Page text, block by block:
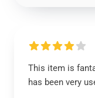
This item is
has been very